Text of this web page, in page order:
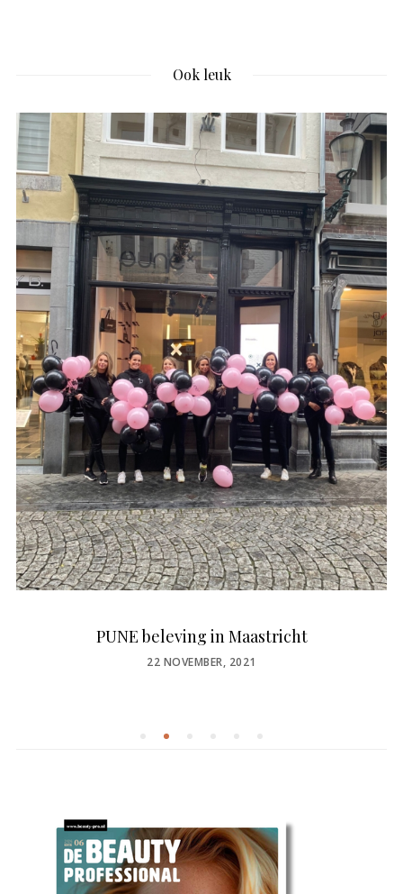
Ook leuk
PUNE beleving in Maastricht
POSTED
22 NOVEMBER, 2021